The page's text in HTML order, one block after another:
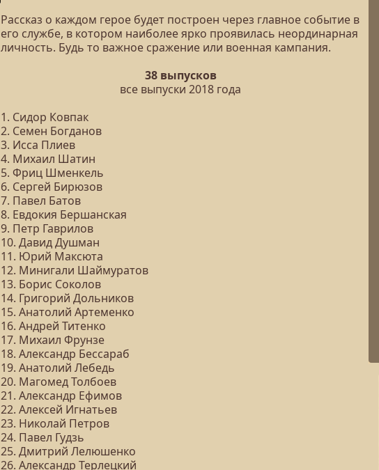
Рассказ о каждом герое будет построен через главное событие в
его службе, в котором наиболее ярко проявилась неординарная
личность. Будь то важное сражение или военная кампания.
38 выпусков
все выпуски 2018 года
1. Сидор Ковпак
2. Семен Богданов
3. Исса Плиев
4. Михаил Шатин
5. Фриц Шменкель
6. Сергей Бирюзов
7. Павел Батов
8. Евдокия Бершанская
9. Петр Гаврилов
10. Давид Душман
11. Юрий Максюта
12. Минигали Шаймуратов
13. Борис Соколов
14. Григорий Дольников
15. Анатолий Артеменко
16. Андрей Титенко
17. Михаил Фрунзе
18. Александр Бессараб
19. Анатолий Лебедь
20. Магомед Толбоев
21. Александр Ефимов
22. Алексей Игнатьев
23. Николай Петров
24. Павел Гудзь
25. Дмитрий Лелюшенко
26. Александр Терлецкий